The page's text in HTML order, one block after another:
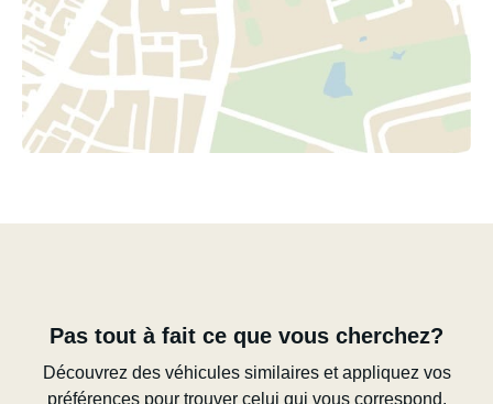
Pas tout à fait ce que vous cherchez?
Découvrez des véhicules similaires et appliquez vos
préférences pour trouver celui qui vous correspond.